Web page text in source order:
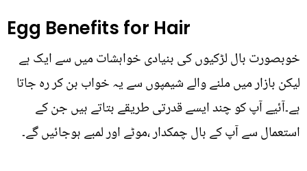
Egg Benefits for Hair
خوبصورت بال لڑکیوں کی بنیادی خواہشات میں سے ایک ہے
لیکن بازار میں ملنے والے شیمپوں سے یہ خواب بن کر رہ جاتا
ہے۔آئیے آپ کو چند ایسے قدرتی طریقے بتاتے ہیں جن کے
استعمال سے آپ کے بال چمکدار ،موٹے اور لمبے ہوجائیں گے۔